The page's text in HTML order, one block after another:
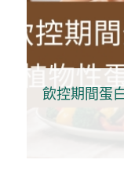
飲控期間蛋